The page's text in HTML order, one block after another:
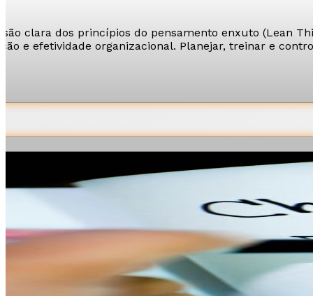
clara dos princípios do pensamento enxuto (Lean
e efetividade organizacional. Planejar, treinar e